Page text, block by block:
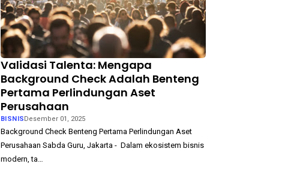
Validasi Talenta: Mengapa
Background Check Adalah Benteng
Pertama Perlindungan Aset
Perusahaan
BISNISDesember 01, 2025
Background Check Benteng Pertama Perlindungan Aset
Perusahaan Sabda Guru, Jakarta - Dalam ekosistem bisnis
modern, ta…